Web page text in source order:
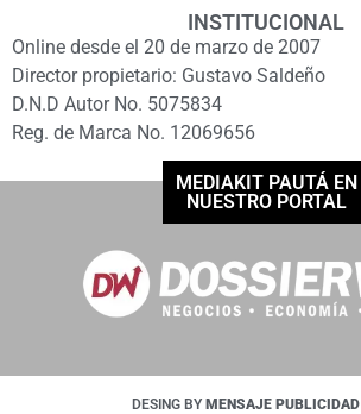
INSTITUCIONAL
Online desde el 20 de marzo de 2007
Director propietario: Gustavo Saldeño
D.N.D Autor No. 5075834
Reg. de Marca No. 12069656
MEDIAKIT PAUTÁ EN
NUESTRO PORTAL
DESING BY MENSAJE PUBLICIDAD